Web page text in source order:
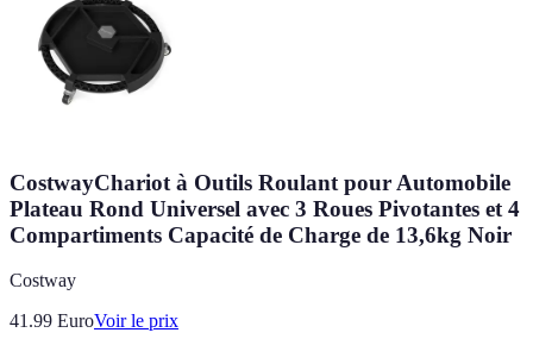
CostwayChariot à Outils Roulant pour Automobile
Plateau Rond Universel avec 3 Roues Pivotantes et 4
Compartiments Capacité de Charge de 13,6kg Noir
Costway
41.99 EuroVoir le prix